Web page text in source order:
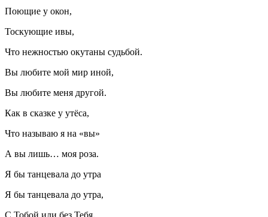
Поющие у окон,
Тоскующие ивы,
Что нежностью окутаны судьбой.
Вы любите мой мир иной,
Вы любите меня другой.
Как в сказке у утёса,
Что называю я на «вы»
А вы лишь… моя роза.
Я бы танцевала до утра
Я бы танцевала до утра,
С Тобой или без Тебя.